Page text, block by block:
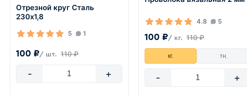
Отрезной круг Сталь
230х1,8
5 1
100 ₽/ шт. 110 ₽
- +
4.8 5
100 ₽/ кг. 110 ₽
кг. тн.
- +